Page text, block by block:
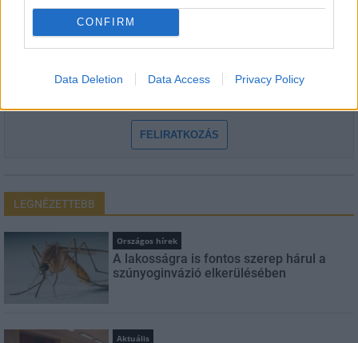
CONFIRM
Data Deletion Data Access Privacy Policy
E-mail cím
Feliratkozom a hírlevélre és elfogadom azadatvédelmi
FELIRATKOZÁS
LEGNÉZETTEBB
Országos hírek
A lakosságra is fontos szerep hárul a
szúnyoginvázió elkerülésében
Aktuális